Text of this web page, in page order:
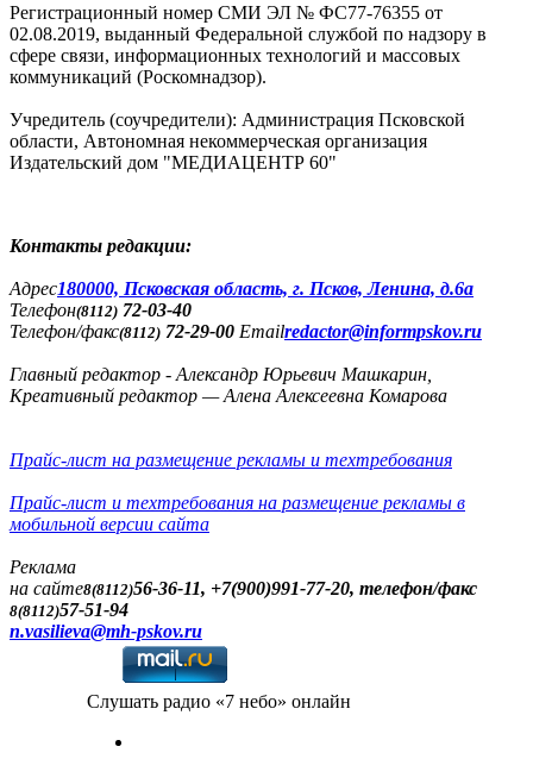
Регистрационный номер СМИ ЭЛ № ФС77-76355 от
02.08.2019, выданный Федеральной службой по надзору в
сфере связи, информационных технологий и массовых
коммуникаций (Роскомнадзор).
Учредитель (соучредители): Администрация Псковской
области, Автономная некоммерческая организация
Издательский дом "МЕДИАЦЕНТР 60"
Контакты редакции:
Адреc180000, Псковская область, г. Псков, Ленина, д.6а
Телефон(8112) 72-03-40
Телефон/факс(8112) 72-29-00 Emailredactor@informpskov.ru
Главный редактор - Александр Юрьевич Машкарин,
Креативный редактор — Алена Алексеевна Комарова
Прайс-лист на размещение рекламы и техтребования
Прайс-лист и техтребования на размещение рекламы в
мобильной версии сайта
Реклама
на сайте8(8112)56-36-11, +7(900)991-77-20, телефон/факс
8(8112)57-51-94
n.vasilieva@mh-pskov.ru
Слушать радио «7 небо» онлайн